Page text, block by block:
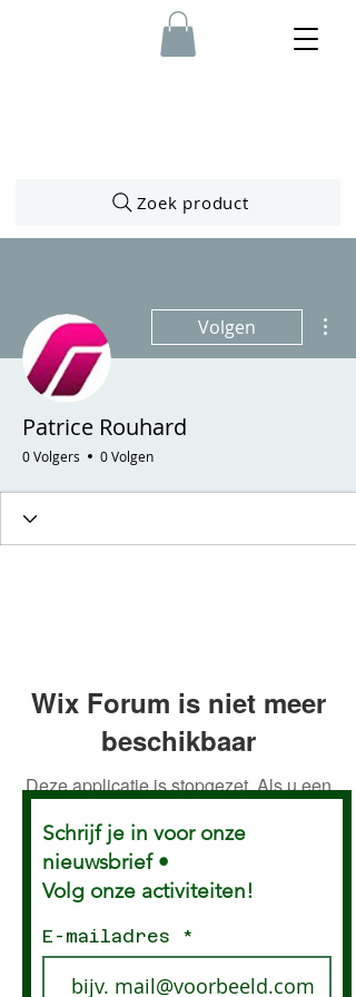
Zoek product
Volgen
Patrice Rouhard
0 Volgers 0 Volgen
Wix Forum is niet meer
beschikbaar
Deze applicatie is stopgezet. Als u een
dan Wix Groups.
Schrijf je in voor onze
nieuwsbrief •
Volg onze activiteiten!
E-mailadres